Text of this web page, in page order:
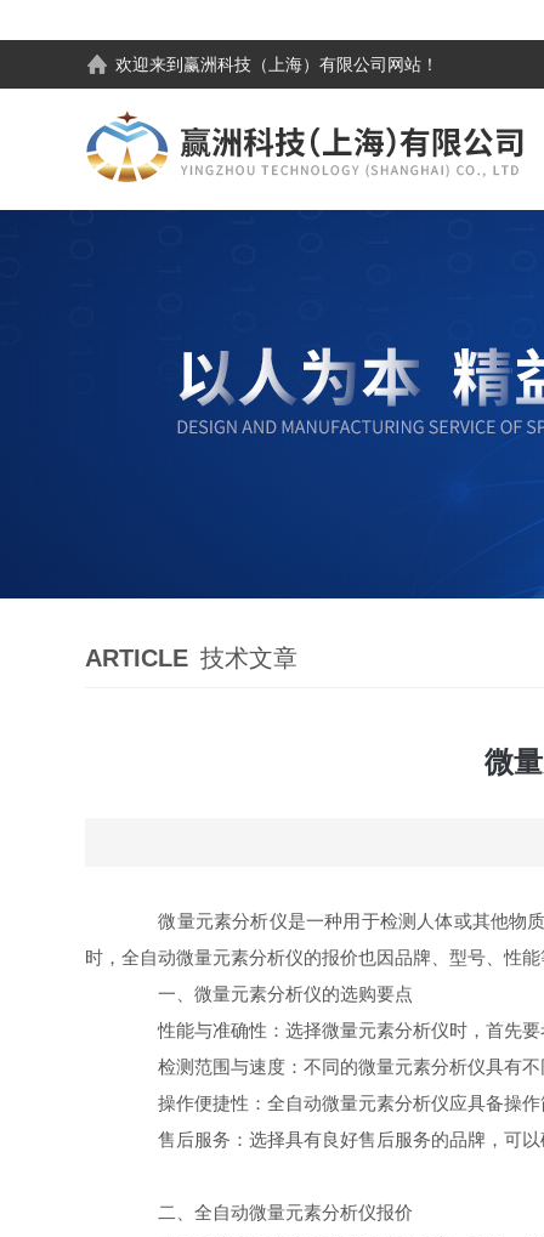
欢迎来到 赢洲科技（上海）有限公司 网站！
ARTICLE 技术文章
微
微量元素分析仪是一种用于检测人体或其他物质
时，全自动微量元素分析仪的报价也因品牌、型号、性
一、微量元素分析仪的选购要点
性能与准确性‌：选择微量元素分析仪时，首先要
检测范围与速度‌：不同的微量元素分析仪具有不
操作便捷性‌：全自动微量元素分析仪应具备操作
售后服务‌：选择具有良好售后服务的品牌，可以
二、全自动微量元素分析仪报价